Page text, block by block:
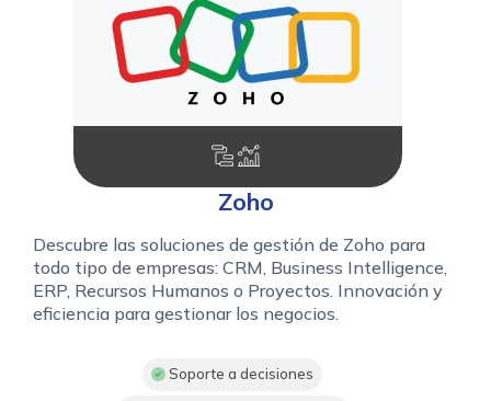
Zoho
Descubre las soluciones de gestión de Zoho para
todo tipo de empresas: CRM, Business Intelligence,
ERP, Recursos Humanos o Proyectos. Innovación y
eficiencia para gestionar los negocios.
Soporte a decisiones